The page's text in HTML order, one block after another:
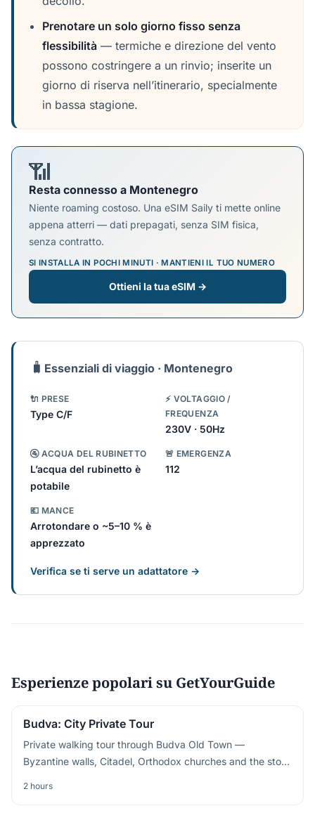
Prenotare un solo giorno fisso senza
flessibilità — termiche e direzione del vento
possono costringere a un rinvio; inserite un
giorno di riserva nell’itinerario, specialmente
in bassa stagione.
📶
Resta connesso a Montenegro
Niente roaming costoso. Una eSIM Saily ti mette online
appena atterri — dati prepagati, senza SIM fisica,
senza contratto.
SI INSTALLA IN POCHI MINUTI · MANTIENI IL TUO NUMERO
Ottieni la tua eSIM →
🧳 Essenziali di viaggio · Montenegro
🔌 PRESE
Type C/F
⚡ VOLTAGGIO /
FREQUENZA
230V · 50Hz
🚰 ACQUA DEL RUBINETTO
L’acqua del rubinetto è
potabile
🚨 EMERGENZA
112
💶 MANCE
Arrotondare o ~5–10 % è
apprezzato
Verifica se ti serve un adattatore →
Esperienze popolari su GetYourGuide
Budva: City Private Tour
Private walking tour through Budva Old Town —
Byzantine walls, Citadel, Orthodox churches and the story
2 hours